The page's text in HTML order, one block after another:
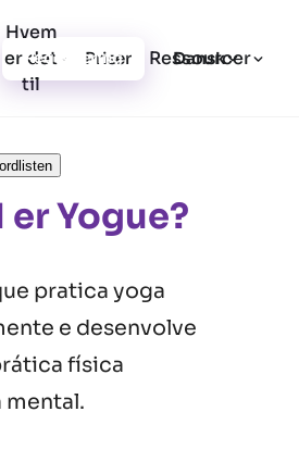
Hvem
er det
til
Priser Ressourcer
Registrering Dansk
er Yogue?
pratica yoga
e desenvolve
física
mental.